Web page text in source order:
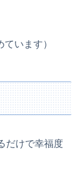
います）
だけで幸福度